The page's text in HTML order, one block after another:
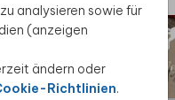
analysieren sowie für
(anzeigen
ändern oder
Richtlinien.